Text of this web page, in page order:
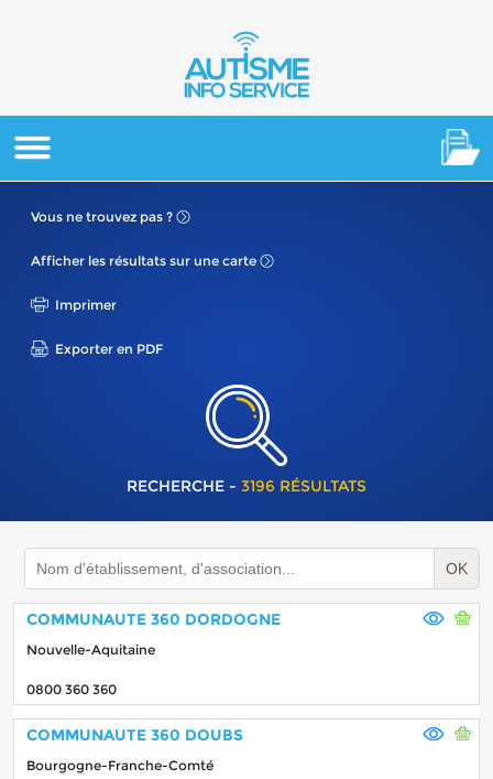
Vous ne trouvez pas ?
Afficher les résultats sur une carte
Imprimer
Exporter en PDF
RECHERCHE - 3196 RÉSULTATS
OK
COMMUNAUTE 360 DORDOGNE
Nouvelle-Aquitaine
0800 360 360
COMMUNAUTE 360 DOUBS
Bourgogne-Franche-Comté